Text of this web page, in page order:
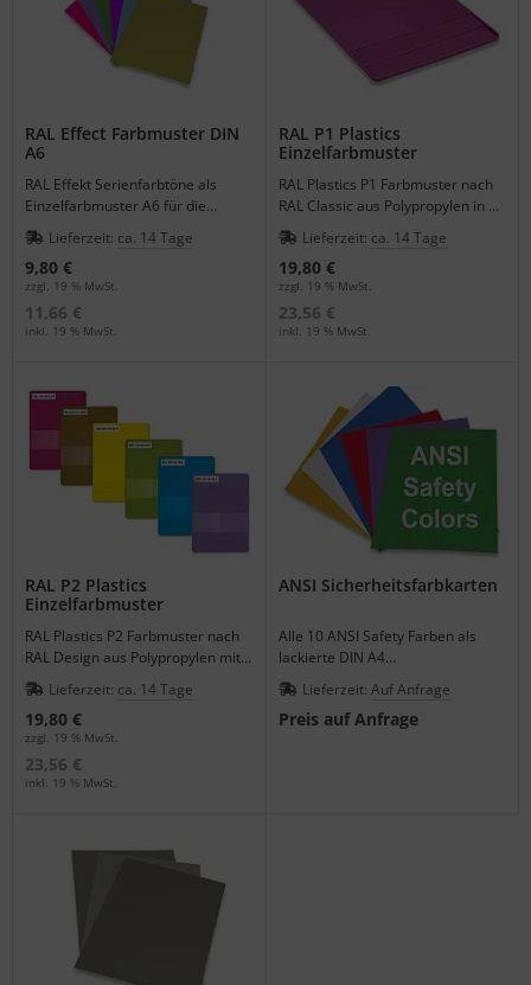
RAL Effect Farbmuster DIN
A6
RAL Effekt Serienfarbtöne als
Einzelfarbmuster A6 für die
großflächige Visualisierung der
Effektlackierung.
Lieferzeit: ca. 14 Tage
9,80 €
zzgl. 19 % MwSt.
11,66 €
inkl. 19 % MwSt.
RAL P1 Plastics
Einzelfarbmuster
RAL Plastics P1 Farbmuster nach
RAL Classic aus Polypropylen in 3
Materialstärken.
Lieferzeit: ca. 14 Tage
19,80 €
zzgl. 19 % MwSt.
23,56 €
inkl. 19 % MwSt.
RAL P2 Plastics
Einzelfarbmuster
RAL Plastics P2 Farbmuster nach
RAL Design aus Polypropylen mit 3
Materialstärken.
Lieferzeit: ca. 14 Tage
19,80 €
zzgl. 19 % MwSt.
23,56 €
inkl. 19 % MwSt.
ANSI Sicherheitsfarbkarten
Alle 10 ANSI Safety Farben als
lackierte DIN A4
Farbmusterbogen von Munsell
einzeln bestellen.
Lieferzeit: Auf Anfrage
Preis auf Anfrage